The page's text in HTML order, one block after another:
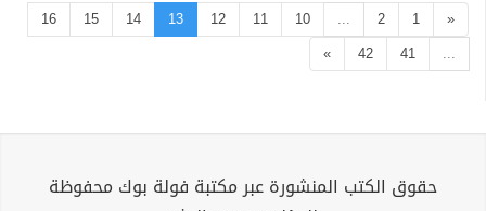
«
1
2
...
10
11
12
13
14
15
16
...
41
42
»
حقوق الكتب المنشورة عبر مكتبة فولة بوك محفوظة